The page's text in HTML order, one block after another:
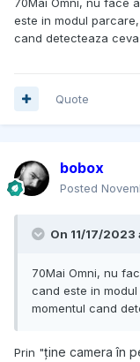
este in modul
cand detecteaza
Quote
bobox
Posted
On 11/17/2023
70Mai Omni, nu
cand este in
momentul cand
Prin "ține camera în